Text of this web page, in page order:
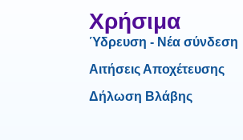
Χρήσιμα
Ύδρευση - Νέα σύνδεση
Αιτήσεις Αποχέτευσης
Δήλωση Βλάβης